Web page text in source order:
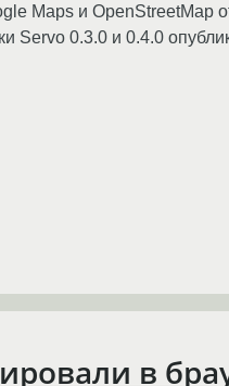
Maps и OpenStreetMap
Servo 0.3.0 и 0.4.0
в